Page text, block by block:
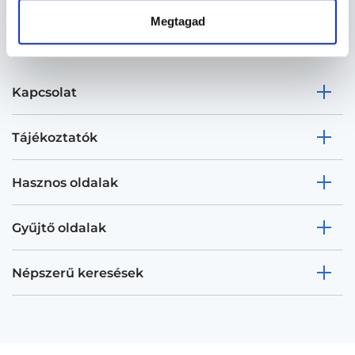
Megtagad
Kapcsolat
Tájékoztatók
Hasznos oldalak
Gyűjtő oldalak
Népszerű keresések